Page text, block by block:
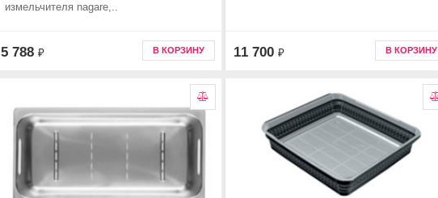
измельчителя nagare,..
5 788 ₽ В КОРЗИНУ 11 700 ₽ В КОРЗИНУ